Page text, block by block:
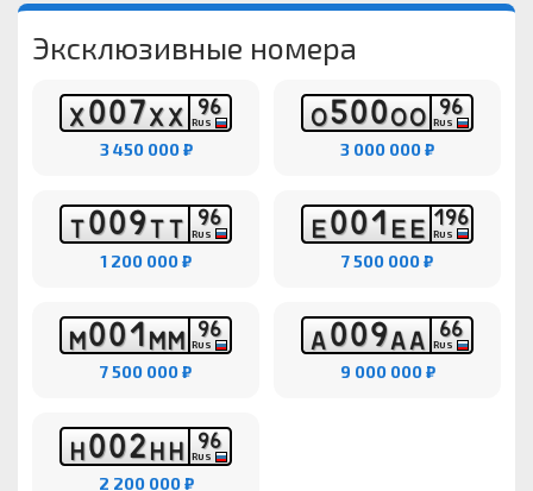
Эксклюзивные номера
Х007ХХ 96
RUS
3 450 000 ₽
О500ОО 96
RUS
3 000 000 ₽
Т009ТТ 96
RUS
1 200 000 ₽
Е001ЕЕ 196
RUS
7 500 000 ₽
М001ММ 96
RUS
7 500 000 ₽
А009АА 66
RUS
9 000 000 ₽
Н002НН 96
RUS
2 200 000 ₽